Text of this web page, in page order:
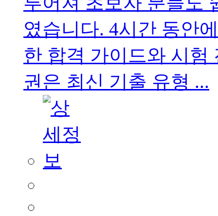
였습니다. 4시간 동안
한 합격 가이드와 시험
권은 최신 기출 유형 ...